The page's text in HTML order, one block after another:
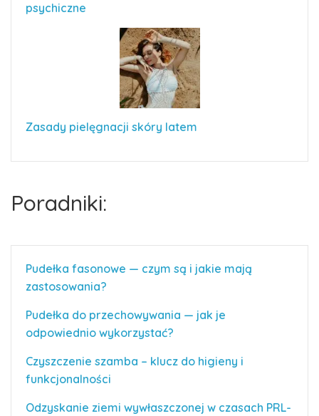
psychiczne
Zasady pielęgnacji skóry latem
Poradniki:
Pudełka fasonowe — czym są i jakie mają
zastosowania?
Pudełka do przechowywania — jak je
odpowiednio wykorzystać?
Czyszczenie szamba – klucz do higieny i
funkcjonalności
Odzyskanie ziemi wywłaszczonej w czasach PRL-